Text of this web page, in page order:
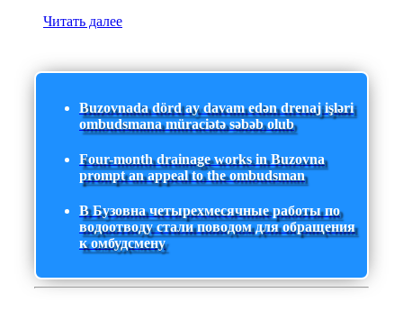
Читать далее
Buzovnada dörd ay davam edən drenaj işləri
ombudsmana müraciətə səbəb olub
Four-month drainage works in Buzovna
prompt an appeal to the ombudsman
В Бузовна четырехмесячные работы по
водоотводу стали поводом для обращения
к омбудсмену